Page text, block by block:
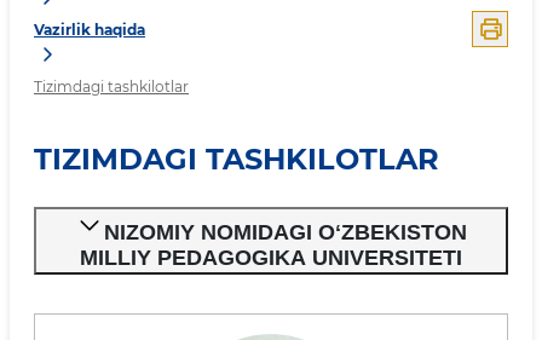
Vazirlik haqida
Tizimdagi tashkilotlar
TIZIMDAGI TASHKILOTLAR
NIZOMIY NOMIDAGI OʻZBEKISTON
MILLIY PEDAGOGIKA UNIVERSITETI